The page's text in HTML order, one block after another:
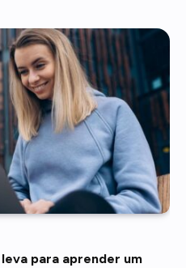
para aprender um